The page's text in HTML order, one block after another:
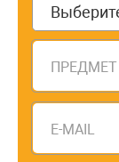
ПРЕДМЕТ
E-MAIL